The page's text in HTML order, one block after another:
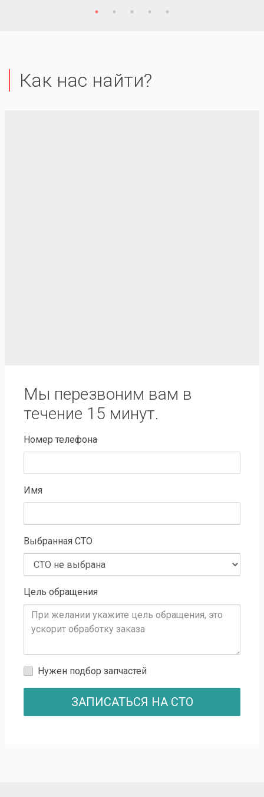
Как нас найти?
Мы перезвоним вам в
течение 15 минут.
Номер телефона
Имя
Выбранная СТО
Цель обращения
Нужен подбор запчастей
ЗАПИСАТЬСЯ НА СТО